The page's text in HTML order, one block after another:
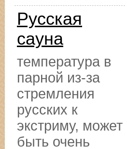
Русская
сауна
температура в
парной из-за
стремления
русских к
экстриму, может
быть очень